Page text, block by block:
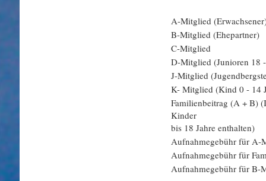
A-Mitglied
B-Mitglied (Ehepartner)
C-Mitglied
D-Mitglied (Junioren 18
J-Mitglied
K- Mitglied (Kind 0 - 14
Familienbeitrag (A + B)
Kinder
bis 18 Jahre enthalten)
Aufnahmegebühr für A-
Aufnahmegebühr für
Aufnahmegebühr für B-